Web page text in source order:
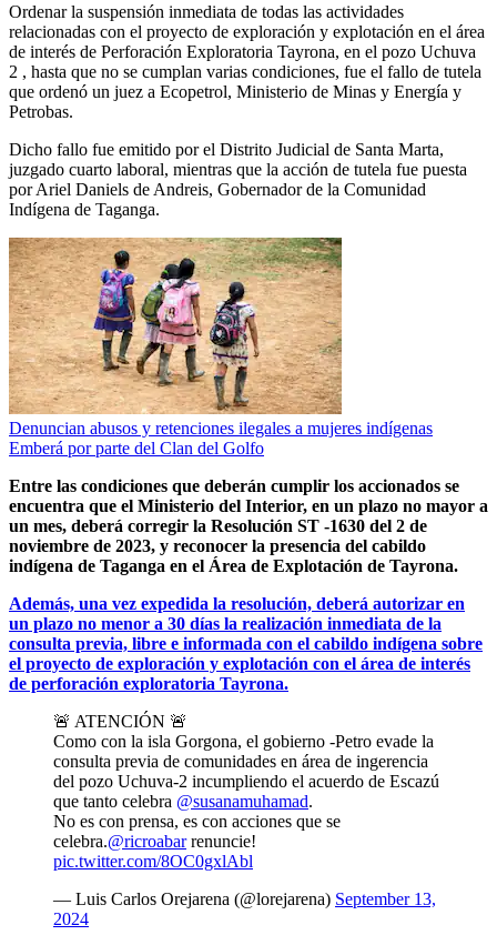
Ordenar la suspensión inmediata de todas las actividades
relacionadas con el proyecto de exploración y explotación en el área
de interés de Perforación Exploratoria Tayrona, en el pozo Uchuva
2 , hasta que no se cumplan varias condiciones, fue el fallo de tutela
que ordenó un juez a Ecopetrol, Ministerio de Minas y Energía y
Petrobas.
Dicho fallo fue emitido por el Distrito Judicial de Santa Marta,
juzgado cuarto laboral, mientras que la acción de tutela fue puesta
por Ariel Daniels de Andreis, Gobernador de la Comunidad
Indígena de Taganga.
Denuncian abusos y retenciones ilegales a mujeres indígenas
Emberá por parte del Clan del Golfo
Entre las condiciones que deberán cumplir los accionados se
encuentra que el Ministerio del Interior, en un plazo no mayor a
un mes, deberá corregir la Resolución ST -1630 del 2 de
noviembre de 2023, y reconocer la presencia del cabildo
indígena de Taganga en el Área de Explotación de Tayrona.
Además, una vez expedida la resolución, deberá autorizar en
un plazo no menor a 30 días la realización inmediata de la
consulta previa, libre e informada con el cabildo indígena sobre
el proyecto de exploración y explotación con el área de interés
de perforación exploratoria Tayrona.
🚨 ATENCIÓN 🚨
Como con la isla Gorgona, el gobierno -Petro evade la
consulta previa de comunidades en área de ingerencia
del pozo Uchuva-2 incumpliendo el acuerdo de Escazú
que tanto celebra @susanamuhamad.
No es con prensa, es con acciones que se
celebra.@ricroabarrenuncie!
pic.twitter.com/8OC0gxlAbl
— Luis Carlos Orejarena (@lorejarena) September 13,
2024